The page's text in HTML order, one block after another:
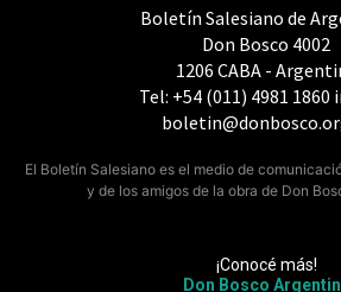
Boletín Salesiano de
Don Bosco 4002
1206 CABA -
Tel: +54 (011) 4981 1860
El Boletín Salesiano es el medio de
y de los amigos de la obra de Don
¡Conocé más!
Don Bosco